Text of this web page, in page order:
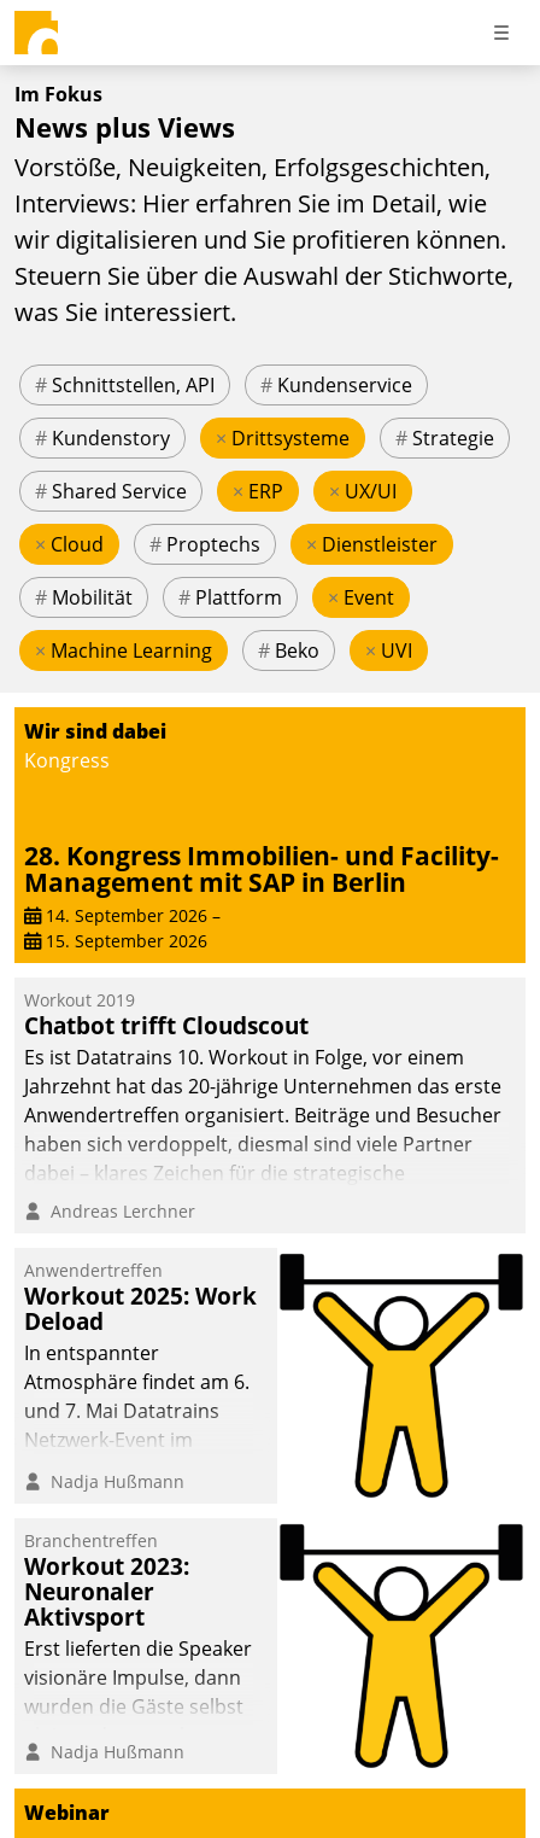
Im Fokus
News plus Views
Vorstöße, Neuigkeiten, Erfolgsgeschichten,
Interviews: Hier erfahren Sie im Detail, wie
wir digitalisieren und Sie profitieren können.
Steuern Sie über die Auswahl der Stichworte,
was Sie interessiert.
#Schnittstellen, API # Kundenservice
# Kundenstory × Drittsysteme #Strategie
#Shared Service × ERP × UX/UI
× Cloud # Proptechs × Dienstleister
# Mobilität # Plattform × Event
× Machine Learning # Beko × UVI
Wir sind dabei
Kongress
28. Kongress Immobilien- und Facility-
Management mit SAP in Berlin
14. September 2026 –
15. September 2026
Workout 2019
Chatbot trifft Cloudscout
Es ist Datatrains 10. Workout in Folge, vor einem
Jahrzehnt hat das 20-jährige Unternehmen das erste
Anwendertreffen organisiert. Beiträge und Besucher
haben sich verdoppelt, diesmal sind viele Partner
dabei – klares Zeichen für die strategische
Fokussierung auf den Kunden.
Andreas Lerchner
Anwendertreffen
Workout 2025: Work
Deload
In entspannter
Atmosphäre findet am 6.
und 7. Mai Datatrains
Netzwerk-Event im
Kunden- und Partnerkreis
statt. Zentrale Frage: Wie
Mammutprojekte
meistern und Workloads
wuppen – bei zunehmend
anspruchsvollen
Aufgaben und
abnehmendem
Nadja Hußmann
Branchentreffen
Workout 2023:
Neuronaler
Aktivsport
Erst lieferten die Speaker
visionäre Impulse, dann
wurden die Gäste selbst
methodisch
Vernetzungsideen fürs
Quartier. Dazwischen
Nadja Hußmann
Webinar